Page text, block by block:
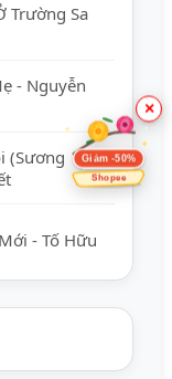
Trường Sa
- Nguyễn
(Sương
- Tố Hữu
×
Giảm -50%
Shopee